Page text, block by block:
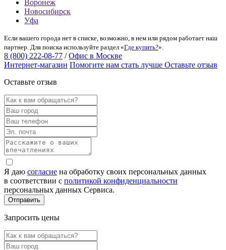
Воронеж
Новосибирск
Уфа
Если вашего города нет в списке, возможно, в нем или рядом работает наш
партнер. Для поиска используйте раздел «Где купить?».
8 (800) 222-08-77 / Офис в Москве
Интернет-магазин Помогите нам стать лучше Оставьте отзыв
Оставьте отзыв
Я даю согласие на обработку своих персональных данных
в соответствии с политикой конфиденциальности
персональных данных Сервиса.
Запросить цены